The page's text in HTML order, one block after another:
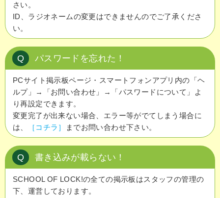
さい。
ID、ラジオネームの変更はできませんのでご了承くださ
い。
Q パスワードを忘れた！
PCサイト掲示板ページ・スマートフォンアプリ内の「ヘ
ルプ」→「お問い合わせ」→「パスワードについて」よ
り再設定できます。
変更完了が出来ない場合、エラー等がでてしまう場合に
は、
［コチラ］ までお問い合わせ下さい。
Q 書き込みが載らない！
SCHOOL OF LOCK!の全ての掲示板はスタッフの管理の
下、運営しております。